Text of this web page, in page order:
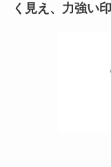
く見え、力強い